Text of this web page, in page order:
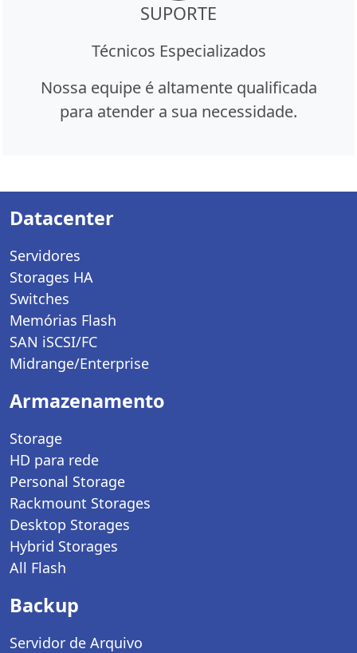
SUPORTE
Técnicos Especializados
Nossa equipe é altamente qualificada
para atender a sua necessidade.
Datacenter
Servidores
Storages HA
Switches
Memórias Flash
SAN iSCSI/FC
Midrange/Enterprise
Armazenamento
Storage
HD para rede
Personal Storage
Rackmount Storages
Desktop Storages
Hybrid Storages
All Flash
Backup
Servidor de Arquivo